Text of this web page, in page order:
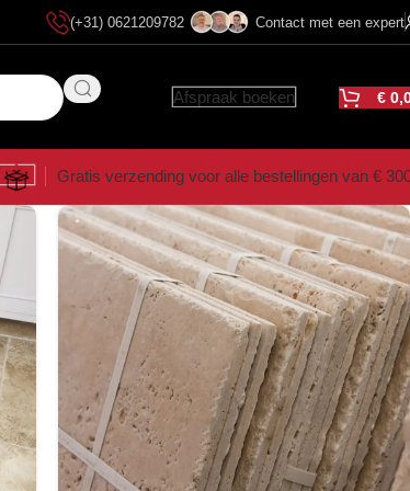
(+31) 0621209782 Contact met een expert
Afspraak boeken €
Gratis verzending voor alle bestellingen van €